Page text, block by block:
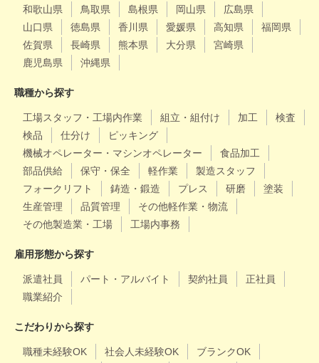
和歌山県
鳥取県 島根県 岡山県
広島県
山口県
徳島県 香川県 愛媛県 高知県
福岡県
佐賀県
長崎県 熊本県 大分県
宮崎県
鹿児島県
沖縄県
職種から探す
工場スタッフ・工場内作業 組立・組付け 加工
検査
検品
仕分け
ピッキング
機械オペレーター・マシンオペレーター
食品加工
部品供給
保守・保全 軽作業
製造スタッフ
フォークリフト
鋳造・鍛造 プレス 研磨
塗装
生産管理
品質管理
その他軽作業・物流
その他製造業・工場
工場内事務
雇用形態から探す
派遣社員 パート・アルバイト 契約社員
正社員
職業紹介
こだわりから探す
職種未経験OK 社会人未経験OK
ブランクOK